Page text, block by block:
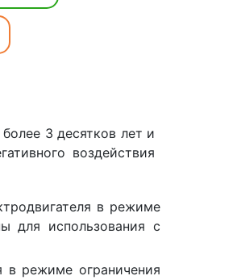
3 десятков лет и
воздействия
в режиме
для использования с
в режиме ограничения